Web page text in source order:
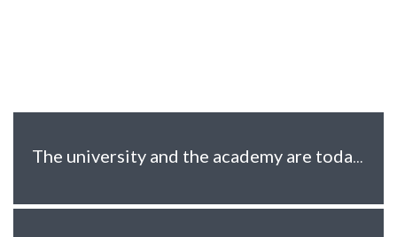
The university and the academy are today’s political and conceptual super-ego